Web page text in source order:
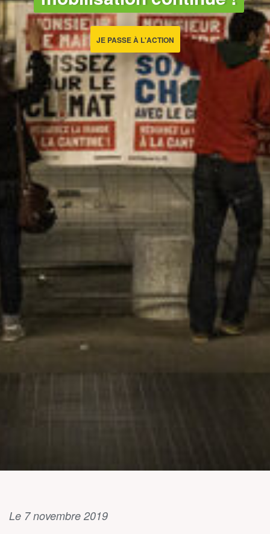
JE PASSE À L'ACTION
Le 7 novembre 2019